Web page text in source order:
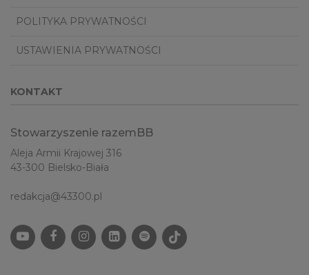
POLITYKA PRYWATNOŚCI
USTAWIENIA PRYWATNOŚCI
KONTAKT
Stowarzyszenie razemBB
Aleja Armii Krajowej 316
43-300 Bielsko-Biała
redakcja@43300.pl